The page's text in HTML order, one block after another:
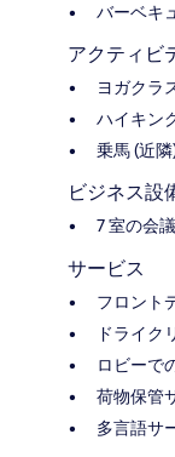
バーベキ
アクティビ
ヨガクラ
ハイキン
乗馬 (近
ビジネス設
7 室の会
サービス
フロント
ドライク
ロビーで
荷物保管
多言語サ